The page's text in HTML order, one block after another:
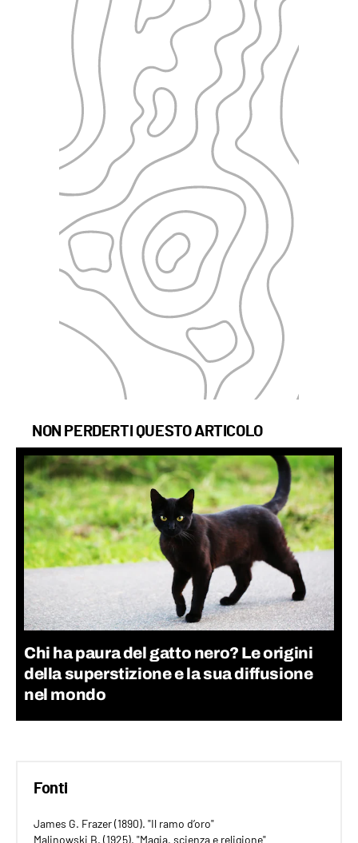
NON PERDERTI QUESTO ARTICOLO
Chi ha paura del gatto nero? Le origini
della superstizione e la sua diffusione
nel mondo
Fonti
James G. Frazer (1890). "Il ramo d’oro"
Malinowski B. (1925). "Magia, scienza e religione"